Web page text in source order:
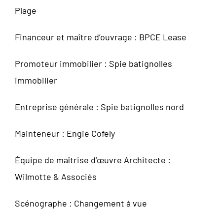
Plage
Financeur et maître d’ouvrage : BPCE Lease
Promoteur immobilier : Spie batignolles
immobilier
Entreprise générale : Spie batignolles nord
Mainteneur : Engie Cofely
Équipe de maîtrise d’œuvre Architecte :
Wilmotte & Associés
Scénographe : Changement à vue